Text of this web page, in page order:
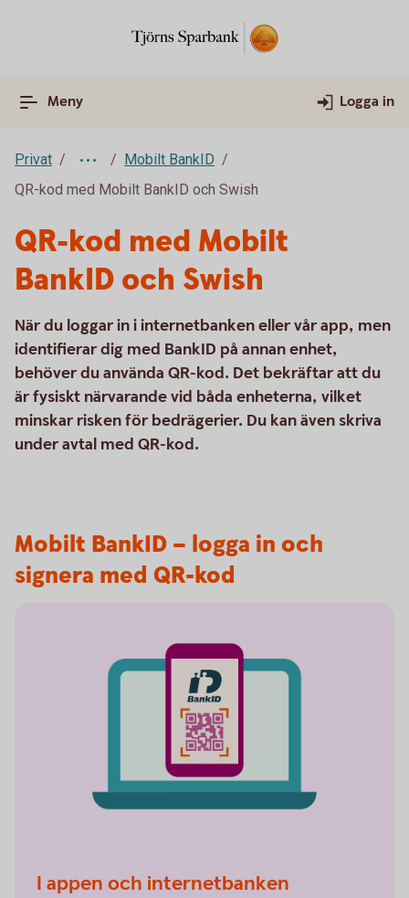
Meny Logga in
Privat
Mobilt BankID
QR-kod med Mobilt BankID och Swish
QR-kod med Mobilt
BankID och Swish
När du loggar in i internetbanken eller vår app, men
identifierar dig med BankID på annan enhet,
behöver du använda QR-kod. Det bekräftar att du
är fysiskt närvarande vid båda enheterna, vilket
minskar risken för bedrägerier. Du kan även skriva
under avtal med QR-kod.
Mobilt BankID – logga in och
signera med QR-kod
I appen och internetbanken